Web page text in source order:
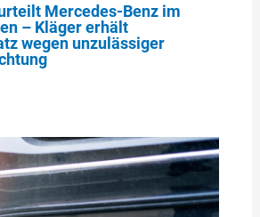
Mercedes-Benz im
– Kläger erhält
wegen unzulässiger